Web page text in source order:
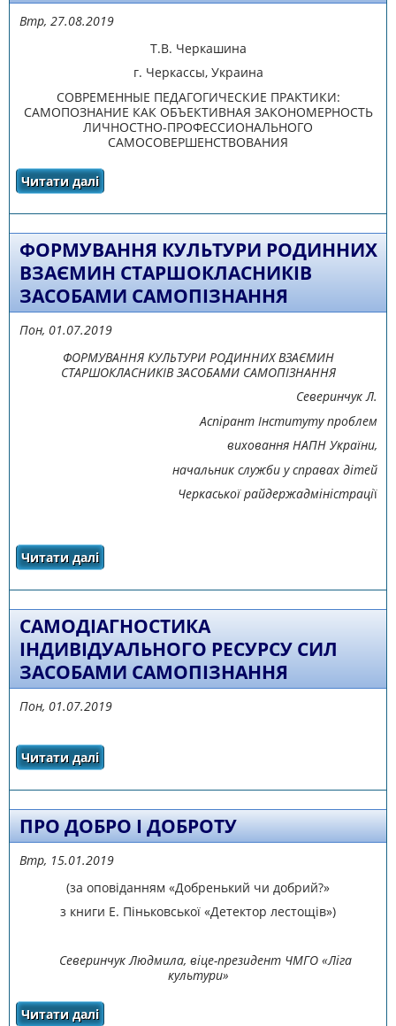
Втр, 27.08.2019
Т.В. Черкашина
г. Черкассы, Украина
СОВРЕМЕННЫЕ ПЕДАГОГИЧЕСКИЕ ПРАКТИКИ:
САМОПОЗНАНИЕ КАК ОБЪЕКТИВНАЯ ЗАКОНОМЕРНОСТЬ
ЛИЧНОСТНО-ПРОФЕССИОНАЛЬНОГО
САМОСОВЕРШЕНСТВОВАНИЯ
Читати далі
ОБЪЕКТИВНАЯ ЗАКОНОМЕРНОСТЬ
САМОСОВЕРШЕНСТВОВАНИЯ
ФОРМУВАННЯ КУЛЬТУРИ РОДИННИХ
ВЗАЄМИН СТАРШОКЛАСНИКІВ
ЗАСОБАМИ САМОПІЗНАННЯ
Пон, 01.07.2019
ФОРМУВАННЯ КУЛЬТУРИ РОДИННИХ ВЗАЄМИН
СТАРШОКЛАСНИКІВ ЗАСОБАМИ САМОПІЗНАННЯ
Северинчук Л.
Аспірант Інституту проблем
виховання НАПН України,
начальник служби у справах дітей
Черкаської райдержадміністрації
Читати далі
САМОПІЗНАННЯ
САМОДІАГНОСТИКА
ІНДИВІДУАЛЬНОГО РЕСУРСУ СИЛ
ЗАСОБАМИ САМОПІЗНАННЯ
Пон, 01.07.2019
Читати далі
ПРО ДОБРО І ДОБРОТУ
Втр, 15.01.2019
(за оповіданням «Добренький чи добрий?»
з книги Е. Піньковської «Детектор лестощів»)
Северинчук Людмила, віце-президент ЧМГО «Ліга
культури»
Читати даліпро ПРО ДОБРО І ДОБРОТУ